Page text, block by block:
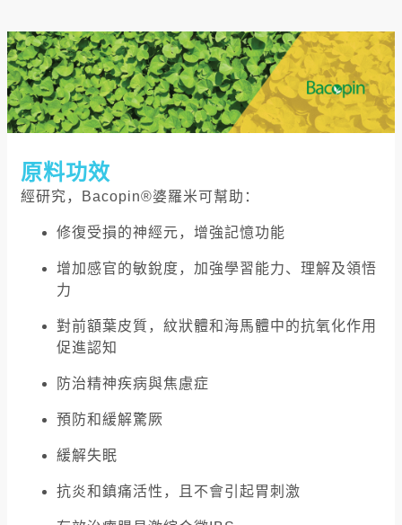
原料功效
經研究，Bacopin®婆羅米可幫助：
修復受損的神經元，增強記憶功能
增加感官的敏銳度，加強學習能力、理解及領悟
力
對前額葉皮質，紋狀體和海馬體中的抗氧化作用
促進認知
防治精神疾病與焦慮症
預防和緩解驚厥
緩解失眠
抗炎和鎮痛活性，且不會引起胃刺激